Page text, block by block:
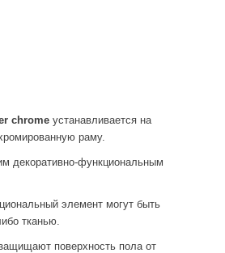
chrome устанавливается на
раму.
декоративно-функциональным
элемент могут быть
тканью.
поверхность пола от